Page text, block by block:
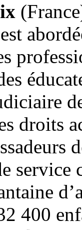
droits
400